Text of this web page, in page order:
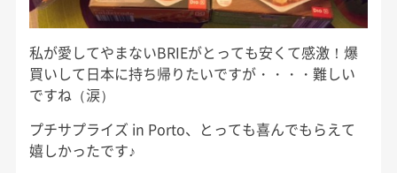
私が愛してやまないBRIEがとっても安くて感激！爆
買いして日本に持ち帰りたいですが・・・・難しい
ですね（涙）
プチサプライズ in Porto、とっても喜んでもらえて
嬉しかったです♪